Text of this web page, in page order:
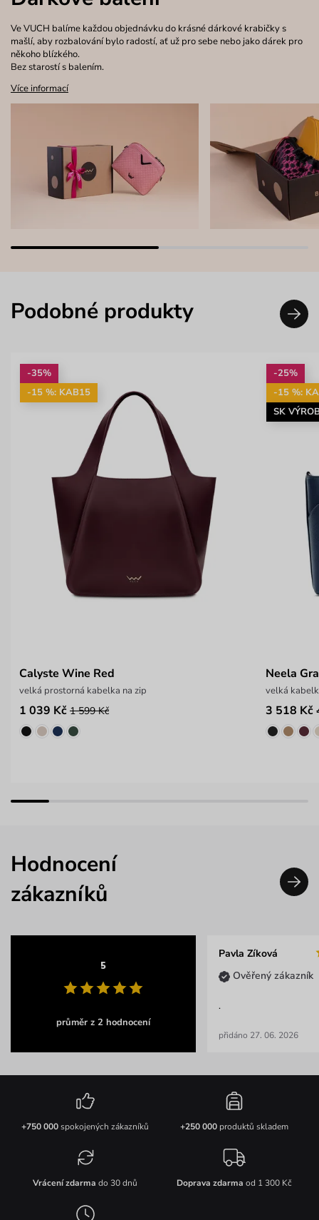
Ve VUCH balíme každou objednávku do krásné dárkové krabičky s
mašlí, aby rozbalování bylo radostí, ať už pro sebe nebo jako dárek pro
někoho blízkého.
Bez starostí s balením.
Více informací
Podobné produkty
-35%
-15 %: KAB15
Calyste Wine Red
velká prostorná kabelka na zip
1 039 Kč 1 599 Kč
-25%
-15 %:
SK
Neela
velká
3 518 Kč
Hodnocení
zákazníků
5
průměr z 2 hodnocení
Pavla Zíková
Ověřený zákazník
.
přidáno 27. 06. 2026
+750 000spokojených zákazníků +250 000produktů skladem
Vrácení zdarma do 30 dnů Doprava zdarma od 1 300 Kč